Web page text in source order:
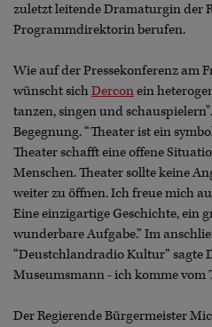
zuletzt leitende Dramaturgin der
Programmdirektorin berufen.
Wie auf der Pressekonferenz am
wünscht sichDerconein
tanzen, singen und
Begegnung. “Theater ist ein
Theater schafft eine offene
Menschen. Theater sollte keine
weiter zu öffnen. Ich freue mich
Eine einzigartige Geschichte, ein
wunderbare Aufgabe.” Im
“Deustchlandradio Kultur” sagte
Museumsmann - ich komme vom
Der Regierende Bürgermeister